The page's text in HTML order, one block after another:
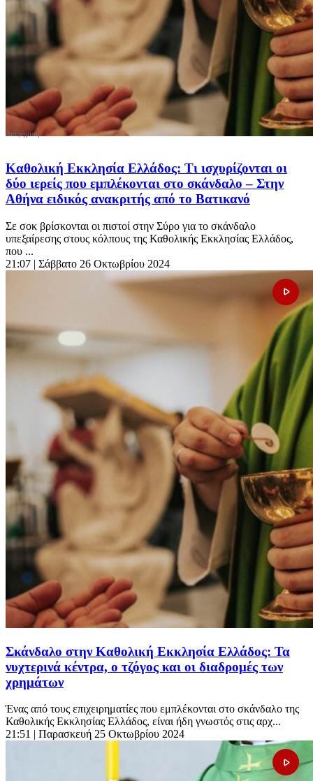
Καθολική Εκκλησία Ελλάδος: Τι ισχυρίζονται οι
δύο ιερείς που εμπλέκονται στο σκάνδαλο – Στην
Αθήνα ειδικός ανακριτής από το Βατικανό
Σε σοκ βρίσκονται οι πιστοί στην Σύρο για το σκάνδαλο
υπεξαίρεσης στους κόλπους της Καθολικής Εκκλησίας Ελλάδος,
που ...
21:07 | Σάββατο 26 Οκτωβρίου 2024
Σκάνδαλο στην Καθολική Εκκλησία Ελλάδος: Τα
νυχτερινά κέντρα, ο τζόγος και οι διαδρομές των
χρημάτων
Ένας από τους επιχειρηματίες που εμπλέκονται στο σκάνδαλο της
Καθολικής Εκκλησίας Ελλάδος, είναι ήδη γνωστός στις αρχ...
21:51 | Παρασκευή 25 Οκτωβρίου 2024